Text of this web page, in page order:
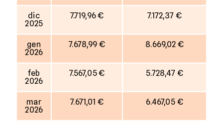
dic
2025
7.719,96 € 7.172,37 €
gen
2026
7.678,99 € 8.669,02 €
feb
2026
7.567,05 € 5.728,47 €
mar
2026
7.671,01 € 6.467,05 €